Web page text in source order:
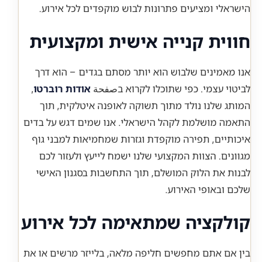
הישראלי ומציעים פתרונות לבוש מוקפדים לכל אירוע.
חווית קנייה אישית ומקצועית
אנו מאמינים שלבוש הוא יותר מסתם בגדים – הוא דרך
לביטוי עצמי. כפי שתוכלו לקרוא בصفحة אודות רוברטו,
המותג שלנו נולד מתוך תשוקה לאופנה איטלקית, תוך
התאמה מושלמת לקהל הישראלי. אנו שמים דגש על בדים
איכותיים, תפירה מוקפדת וגזרות שמחמיאות למבני גוף
מגוונים. הצוות המקצועי שלנו ישמח לייעץ ולעזור לכם
לבנות את הלוק המושלם, תוך התחשבות בסגנון האישי
שלכם ובאופי האירוע.
קולקציה שמתאימה לכל אירוע
בין אם אתם מחפשים חליפה מלאה, בלייזר מרשים או את